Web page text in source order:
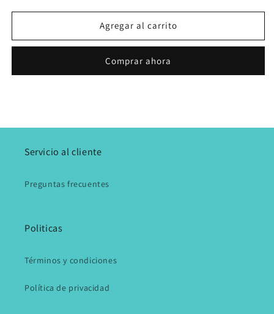
Agregar al carrito
Comprar ahora
Servicio al cliente
Preguntas frecuentes
Politicas
Términos y condiciones
Política de privacidad